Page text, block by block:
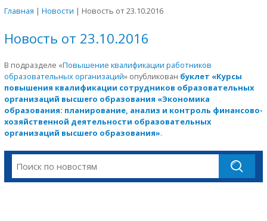
Главная | Новости | Новость от 23.10.2016
Новость от 23.10.2016
В подразделе «Повышение квалификации работников
образовательных организаций» опубликован буклет «Курсы
повышения квалификации сотрудников образовательных
организаций высшего образования «Экономика
образования: планирование, анализ и контроль финансово-
хозяйственной деятельности образовательных
организаций высшего образования».